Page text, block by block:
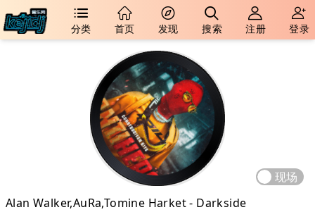
分类 首页 发现 搜索 注册 登录
现场
Alan Walker,AuRa,Tomine Harket - Darkside